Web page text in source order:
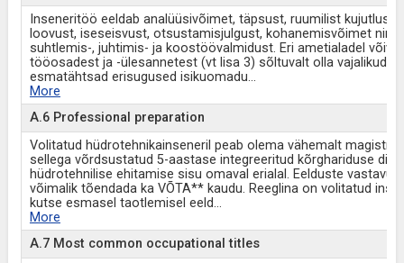
Inseneritöö eeldab analüüsivõimet, täpsust, ruumilist
loovust, iseseisvust, otsustamisjulgust, kohanemisvõimet ning
suhtlemis-, juhtimis- ja koostöövalmidust. Eri ametialadel
tööosadest ja -ülesannetest (vt lisa 3) sõltuvalt olla vajalikud
esmatähtsad erisugused isikuomadu...
More
A.6 Professional preparation
Volitatud hüdrotehnikainseneril peab olema vähemalt
sellega võrdsustatud 5-aastase integreeritud kõrghariduse
hüdrotehnilise ehitamise sisu omaval erialal. Eelduste
võimalik tõendada ka VÕTA** kaudu. Reeglina on volitatud
kutse esmasel taotlemisel eeld...
More
A.7 Most common occupational titles